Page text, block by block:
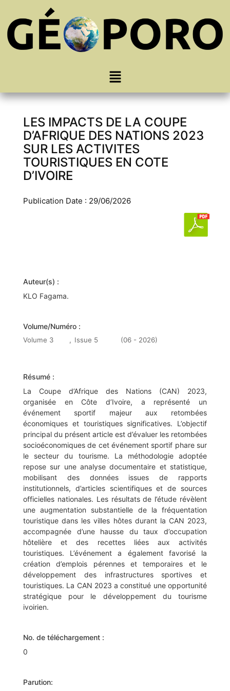
LES IMPACTS DE LA COUPE
D’AFRIQUE DES NATIONS 2023
SUR LES ACTIVITES
TOURISTIQUES EN COTE
D’IVOIRE
Publication Date : 29/06/2026
Auteur(s) :
KLO Fagama.
Volume/Numéro :
Volume 3 , Issue 5 (06 - 2026)
Résumé :
La Coupe d’Afrique des Nations (CAN) 2023,
organisée en Côte d’Ivoire, a représenté un
événement sportif majeur aux retombées
économiques et touristiques significatives. L’objectif
principal du présent article est d’évaluer les retombées
socioéconomiques de cet événement sportif phare sur
le secteur du tourisme. La méthodologie adoptée
repose sur une analyse documentaire et statistique,
mobilisant des données issues de rapports
institutionnels, d’articles scientifiques et de sources
officielles nationales. Les résultats de l’étude révèlent
une augmentation substantielle de la fréquentation
touristique dans les villes hôtes durant la CAN 2023,
accompagnée d’une hausse du taux d’occupation
hôtelière et des recettes liées aux activités
touristiques. L’événement a également favorisé la
création d’emplois pérennes et temporaires et le
développement des infrastructures sportives et
touristiques. La CAN 2023 a constitué une opportunité
stratégique pour le développement du tourisme
ivoirien.
No. de téléchargement :
0
Parution: